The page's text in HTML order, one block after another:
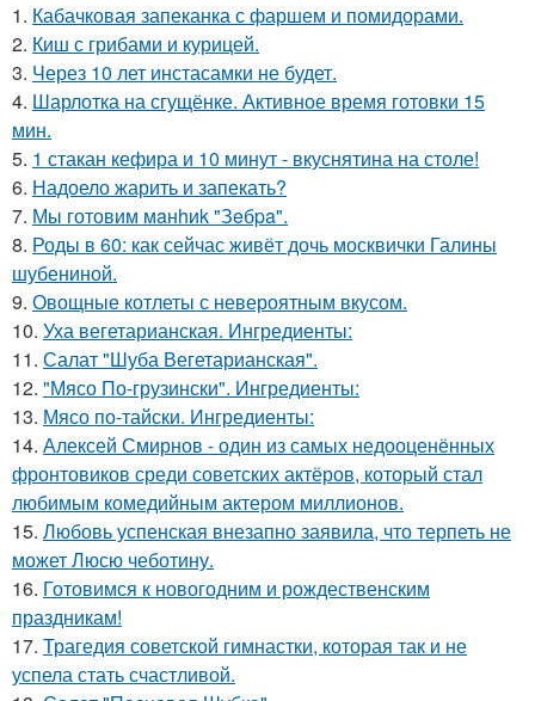
1. Кабачковая запеканка с фаршем и помидорами.
2. Киш с грибами и курицей.
3. Через 10 лет инстасамки не будет.
4. Шарлотка на сгущёнке. Активное время готовки 15
мин.
5. 1 стакан кефира и 10 минут - вкуснятина на столе!
6. Надоело жарить и запекать?
7. Мы готовим мaнhиk "Зeбpa".
8. Роды в 60: как сейчас живёт дочь москвички Галины
шубениной.
9. Овощные котлеты с невероятным вкусом.
10. Уха вегетарианская. Ингредиенты:
11. Салат "Шуба Вегетарианская".
12. "Мясо По-грузински". Ингредиенты:
13. Мясо по-тайски. Ингредиенты:
14. Алексей Смирнов - один из самых недооценённых
фронтовиков среди советских актёров, который стал
любимым комедийным актером миллионов.
15. Любовь успенская внезапно заявила, что терпеть не
может Люсю чеботину.
16. Готовимся к новогодним и рождественским
праздникам!
17. Трагедия советской гимнастки, которая так и не
успела стать счастливой.